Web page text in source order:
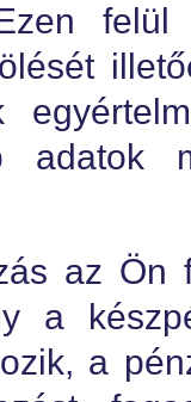
felül
adatok
az Ön
a
a